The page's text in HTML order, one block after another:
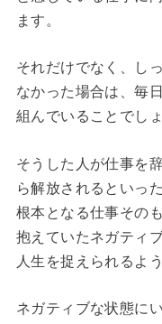
ます。
それだけでなく、し
なかった場合は、毎
組んでいることでしょ
そうした人が仕事を
ら解放されるといっ
根本となる仕事その
抱えていたネガティ
人生を捉えられるよ
ネガティブな状態に